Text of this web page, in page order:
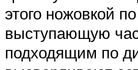
этого ножовкой
выступающую
подходящим по